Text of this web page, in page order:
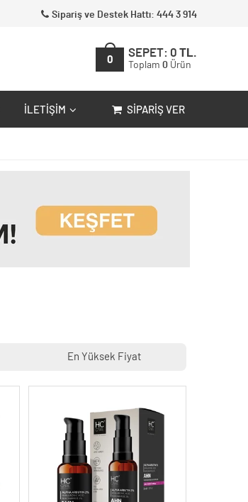
Sipariş ve Destek Hattı: 444 3 914
0
SEPET: 0 TL.
Toplam 0 Ürün
İLETIŞIM SIPARIŞ VER
En Yüksek Fiyat